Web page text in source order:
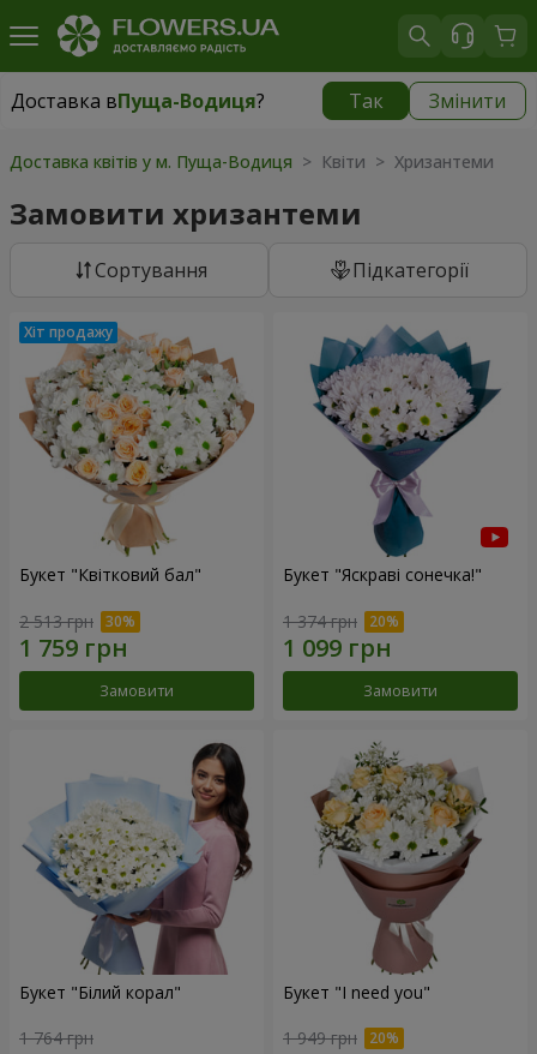
Доставка вПуща-Водиця? Так Змінити
Доставка вПуща-Водиця| безкоштовно
Доставка квітів у м. Пуща-Водиця > Квіти > Хризантеми
Замовити хризантеми
Сортування Підкатегорії
Букет "Квітковий бал"
2 513 грн
Замовити
Букет "Яскраві сонечка!"
1 374 грн
Замовити
Букет "Білий корал"
1 764 грн
Букет "I need you"
1 949 грн